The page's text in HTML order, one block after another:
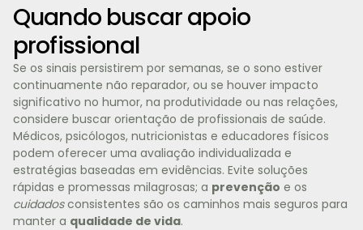
Quando buscar apoio
profissional
Se os sinais persistirem por semanas, se o sono estiver
continuamente não reparador, ou se houver impacto
significativo no humor, na produtividade ou nas relações,
considere buscar orientação de profissionais de saúde.
Médicos, psicólogos, nutricionistas e educadores físicos
podem oferecer uma avaliação individualizada e
estratégias baseadas em evidências. Evite soluções
rápidas e promessas milagrosas; a prevenção e os
cuidadosconsistentes são os caminhos mais seguros para
manter a qualidade de vida.